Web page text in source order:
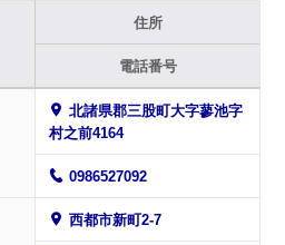
住所
電話番号
北諸県郡三股町大字蓼池字
村之前4164
0986527092
西都市新町2-7